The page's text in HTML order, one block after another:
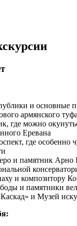
и основные
армянского туфа
где можно
Еревана
где особенно
и памятник Арно
и композитору
и памятники
и Музей